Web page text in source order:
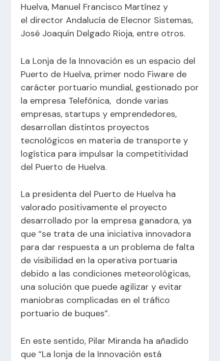
Huelva, Manuel Francisco Martínez y
el director Andalucía de Elecnor Sistemas,
José Joaquín Delgado Rioja, entre otros.
La Lonja de la Innovación es un espacio del
Puerto de Huelva, primer nodo Fiware de
carácter portuario mundial, gestionado por
la empresa Telefónica, donde varias
empresas, startups y emprendedores,
desarrollan distintos proyectos
tecnológicos en materia de transporte y
logística para impulsar la competitividad
del Puerto de Huelva.
La presidenta del Puerto de Huelva ha
valorado positivamente el proyecto
desarrollado por la empresa ganadora, ya
que “se trata de una iniciativa innovadora
para dar respuesta a un problema de falta
de visibilidad en la operativa portuaria
debido a las condiciones meteorológicas,
una solución que puede agilizar y evitar
maniobras complicadas en el tráfico
portuario de buques”.
En este sentido, Pilar Miranda ha añadido
que “La lonja de la Innovación está